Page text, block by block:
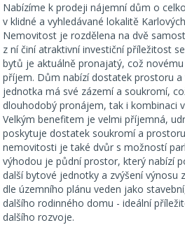
Nabízíme k prodeji nájemní dům o
v klidné a vyhledávané lokalitě
Nemovitost je rozdělena na dvě
z ní činí atraktivní investiční příležitost
bytů je aktuálně pronajatý, což
příjem. Dům nabízí dostatek prostoru a
jednotka má své zázemí a soukromí,
dlouhodobý pronájem, tak i kombinaci
Velkým benefitem je velmi příjemná,
poskytuje dostatek soukromí a
nemovitosti je také dvůr s možností
výhodou je půdní prostor, který nabízí
další bytové jednotky a zvýšení výnosu
dle územního plánu veden jako
dalšího rodinného domu - ideální
dalšího rozvoje.